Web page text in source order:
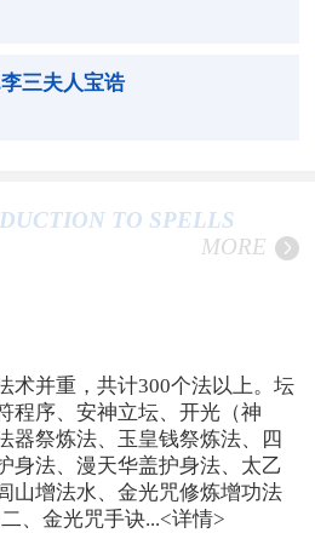
三夫人宝诰
TO SPELLS
MORE
术并重，共计300个法以上。坛
程序、安神立坛、开光（神
器祭炼法、玉皇钱祭炼法、四
身法、漫天华盖护身法、太乙
山增法水、金光咒修炼增功法
、金光咒手诀...<详情>